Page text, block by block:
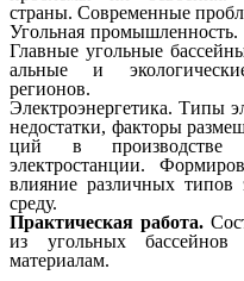
страны. Современные
Угольная
Главные угольные
альные и
регионов.
Электроэнергетика. Типы
недостатки, факторы
ций в производстве
электростанции.
влияние различных
среду.
Практическая работа.
из угольных
материалам.